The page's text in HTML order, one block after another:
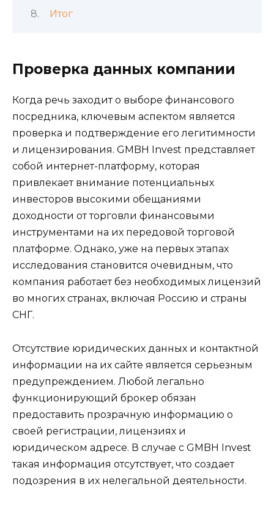
Итог
Проверка данных компании
Когда речь заходит о выборе финансового
посредника, ключевым аспектом является
проверка и подтверждение его легитимности
и лицензирования. GMBH Invest представляет
собой интернет-платформу, которая
привлекает внимание потенциальных
инвесторов высокими обещаниями
доходности от торговли финансовыми
инструментами на их передовой торговой
платформе. Однако, уже на первых этапах
исследования становится очевидным, что
компания работает без необходимых лицензий
во многих странах, включая Россию и страны
СНГ.
Отсутствие юридических данных и контактной
информации на их сайте является серьезным
предупреждением. Любой легально
функционирующий брокер обязан
предоставить прозрачную информацию о
своей регистрации, лицензиях и
юридическом адресе. В случае с GMBH Invest
такая информация отсутствует, что создает
подозрения в их нелегальной деятельности.